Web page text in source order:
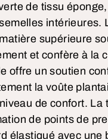
de tissu
intérieures.
supérieure
et confère à la
offre un soutien
la voûte
de confort.
de points de
élastiqué avec une